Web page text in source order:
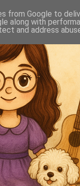
from Google to
along with
and address